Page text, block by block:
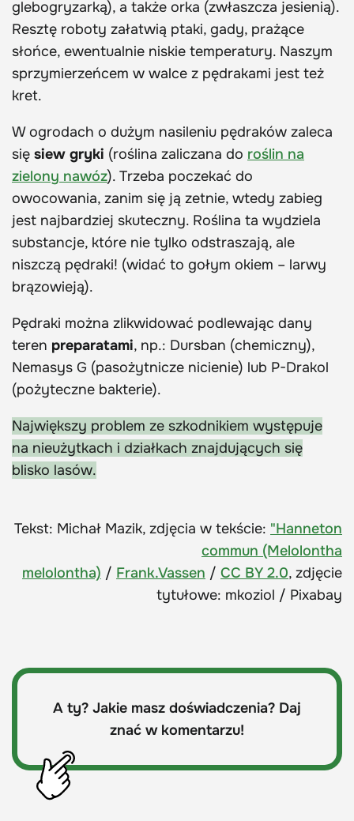
glebogryzarką), a także orka (zwłaszcza jesienią).
Resztę roboty załatwią ptaki, gady, prażące
słońce, ewentualnie niskie temperatury. Naszym
sprzymierzeńcem w walce z pędrakami jest też
kret.
W ogrodach o dużym nasileniu pędraków zaleca
się siew gryki (roślina zaliczana do roślin na
zielony nawóz). Trzeba poczekać do
owocowania, zanim się ją zetnie, wtedy zabieg
jest najbardziej skuteczny. Roślina ta wydziela
substancje, które nie tylko odstraszają, ale
niszczą pędraki! (widać to gołym okiem – larwy
brązowieją).
Pędraki można zlikwidować podlewając dany
teren preparatami, np.: Dursban (chemiczny),
Nemasys G (pasożytnicze nicienie) lub P-Drakol
(pożyteczne bakterie).
Największy problem ze szkodnikiem występuje
na nieużytkach i działkach znajdujących się
blisko lasów.
Tekst: Michał Mazik, zdjęcia w tekście: "Hanneton
commun (Melolontha
melolontha) / Frank.Vassen / CC BY 2.0, zdjęcie
tytułowe: mkoziol / Pixabay
A ty? Jakie masz doświadczenia? Daj
znać w komentarzu!